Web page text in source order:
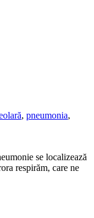
, pneumonia,
se localizează
respirăm, care ne